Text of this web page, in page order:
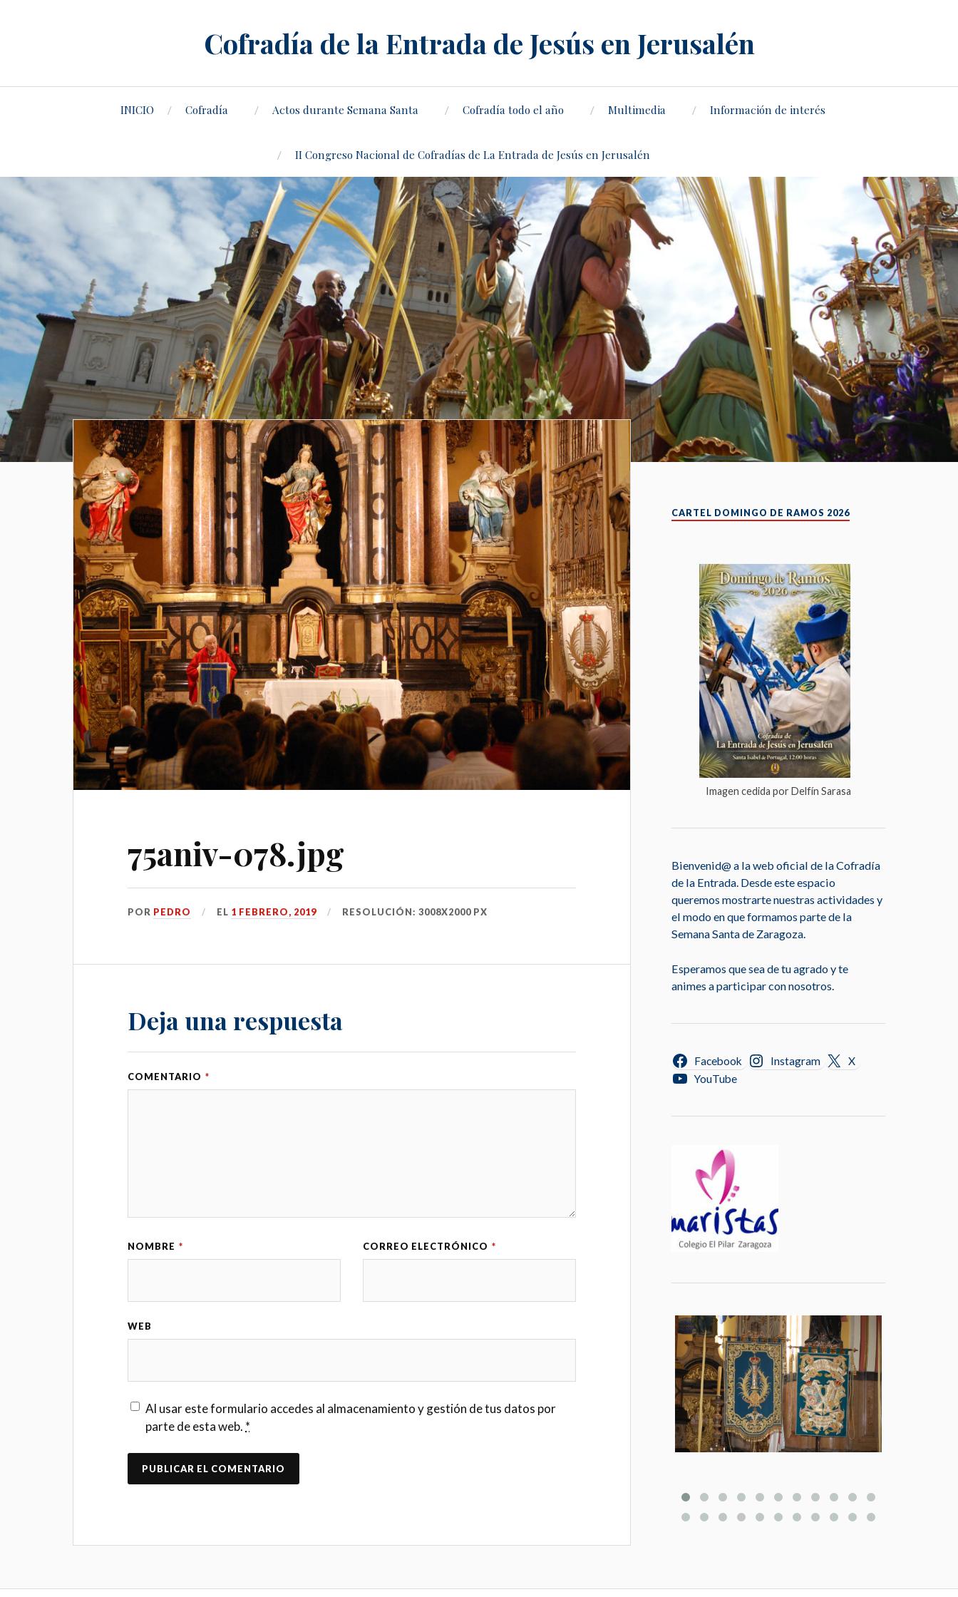
Cofradía de la Entrada de Jesús en Jerusalén
INICIO Cofradía Actos durante Semana Santa Cofradía todo el año Multimedia Información de interés
II Congreso Nacional de Cofradías de La Entrada de Jesús en Jerusalén
75aniv-078.jpg
POR PEDRO EL 1 FEBRERO, 2019 RESOLUCIÓN: 3008X2000 PX
Deja una respuesta
COMENTARIO *
NOMBRE * CORREO ELECTRÓNICO *
WEB
Al usar este formulario accedes al almacenamiento y gestión de tus datos por
parte de esta web. *
CARTEL DOMINGO DE RAMOS 2026
Imagen cedida por Delfín Sarasa
Bienvenid@ a la web oficial de la Cofradía
de la Entrada. Desde este espacio
queremos mostrarte nuestras actividades y
el modo en que formamos parte de la
Semana Santa de Zaragoza.
Esperamos que sea de tu agrado y te
animes a participar con nosotros.
Facebook Instagram
X
YouTube